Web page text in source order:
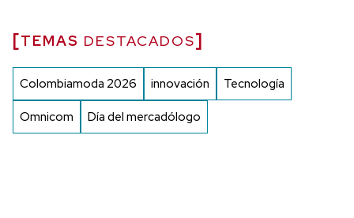
TEMAS DESTACADOS
Colombiamoda 2026 innovación Tecnología
Omnicom Día del mercadólogo